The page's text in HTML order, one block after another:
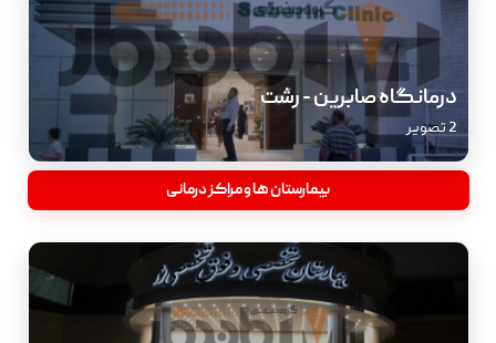
درمانگاه صابرین - رشت
2 تصویر
بیمارستان ها و مراکز درمانی